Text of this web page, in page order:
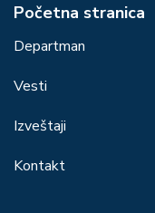
Početna stranica
Departman
Vesti
Izveštaji
Kontakt